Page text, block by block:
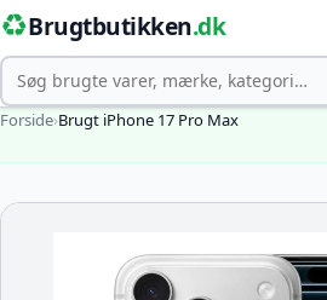
♻️Brugtbutikken.dk
Søg
Forside›Brugt iPhone 17 Pro Max